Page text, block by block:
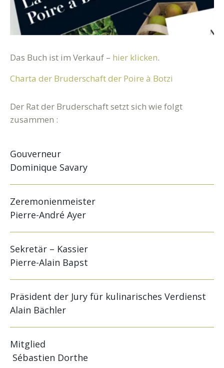
Das Buch ist im Verkauf – hier klicken.
Charta der Bruderschaft der Poire à Botzi
Der Rat der Bruderschaft setzt sich wie folgt
zusammen :
Gouverneur
Dominique Savary
Zeremonienmeister
Pierre-André Ayer
Sekretär – Kassier
Pierre-Alain Bapst
Präsident der Jury für kulinarisches Verdienst
Alain Bächler
Mitglied
Sébastien Dorthe